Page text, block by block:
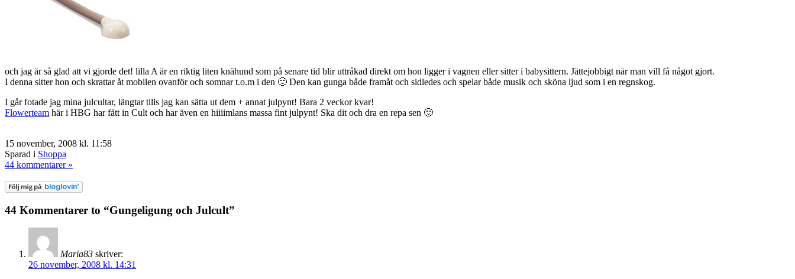
och jag är så glad att vi gjorde det! lilla A är en riktig liten knähund som på senare tid blir uttråkad direkt om hon ligger i vagnen eller sitter i babysittern. Jättejobbigt när man vill få något gjort.
I denna sitter hon och skrattar åt mobilen ovanför och somnar t.o.m i den 🙂 Den kan gunga både framåt och sidledes och spelar både musik och sköna ljud som i en regnskog.
I går fotade jag mina julcultar, längtar tills jag kan sätta ut dem + annat julpynt! Bara 2 veckor kvar!
Flowerteam här i HBG har fått in Cult och har även en hiiiimlans massa fint julpynt! Ska dit och dra en repa sen 🙂
15 november, 2008 kl. 11:58
Sparad i Shoppa
44 kommentarer »
44 Kommentarer to “Gungeligung och Julcult”
Maria83 skriver:
26 november, 2008 kl. 14:31